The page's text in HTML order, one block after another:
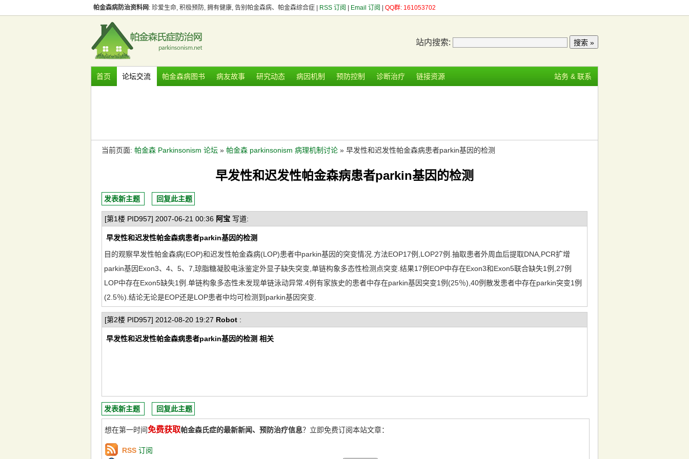
帕金森病防治资料网 : 珍爱生命, 积极预防, 拥有健康, 告别帕金森病、帕金森综合症 | RSS 订阅 Email 订阅 QQ群: 161053702
站内搜索:
首页 论坛交流 帕金森病图书 病友故事 研究动态 病因机制 预防控制 诊断治疗 链接资源 站务 & 联系
当前页面: 帕金森 Parkinsonism 论坛 » 帕金森 parkinsonism 病理机制讨论 » 早发性和迟发性帕金森病患者parkin基因的检测
早发性和迟发性帕金森病患者parkin基因的检测
发表新主题 回复此主题
[第1楼 PID957] 2007-06-21 00:36 阿宝 写道:
早发性和迟发性帕金森病患者parkin基因的检测
目的观察早发性帕金森病(EOP)和迟发性帕金森病(LOP)患者中parkin基因的突变情况.方法EOP17例,LOP27例.抽取患者外周血后提取DNA,PCR扩增
parkin基因Exon3、4、5、7,琼脂糖凝胶电泳鉴定外显子缺失突变,单链构象多态性检测点突变.结果17例EOP中存在Exon3和Exon5联合缺失1例,27例
LOP中存在Exon5缺失1例.单链构象多态性未发现单链泳动异常.4例有家族史的患者中存在parkin基因突变1例(25％),40例散发患者中存在parkin突变1例
(2.5％).结论无论是EOP还是LOP患者中均可检测到parkin基因突变.
[第2楼 PID957] 2012-08-20 19:27 Robot :
早发性和迟发性帕金森病患者parkin基因的检测 相关
发表新主题 回复此主题
想在第一时间免费获取帕金森氏症的最新新闻、预防治疗信息？立即免费订阅本站文章：
RSS 订阅